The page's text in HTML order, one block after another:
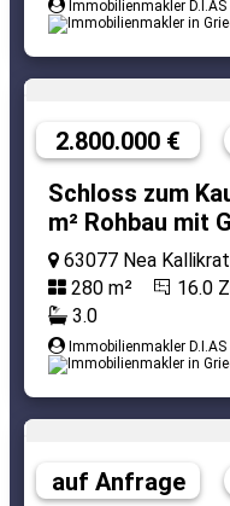
Immobilienmakler
2.800.000 €
Schloss zum
m² Rohbau mit
63077 Nea
280 m²
16.0
3.0
Immobilienmakler
auf Anfrage